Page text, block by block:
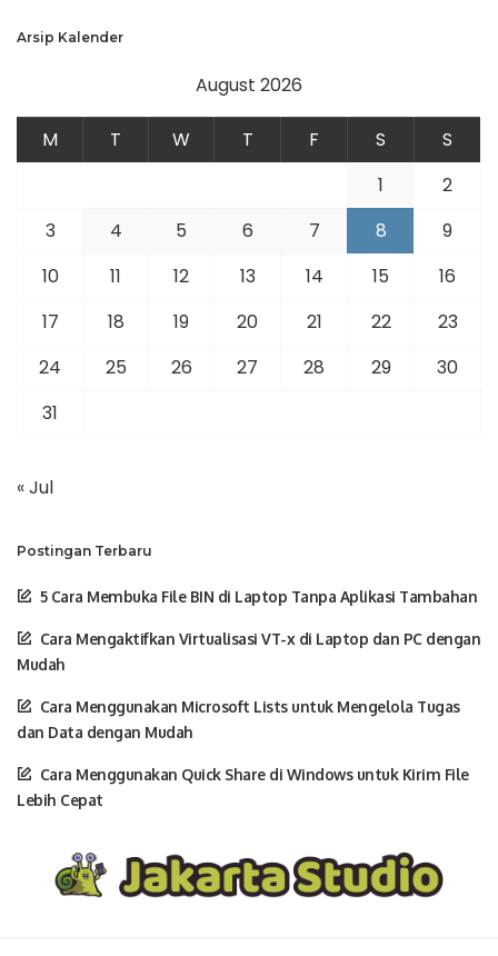
Arsip Kalender
August 2026
M T W T F S
S
1
2
3
4 5 6 7 8
9
10
11 12 13 14 15
16
17
18 19 20 21 22
23
24
25 26 27 28 29
30
31
« Jul
Postingan Terbaru
5 Cara Membuka File BIN di Laptop Tanpa Aplikasi Tambahan
Cara Mengaktifkan Virtualisasi VT-x di Laptop dan PC dengan
Mudah
Cara Menggunakan Microsoft Lists untuk Mengelola Tugas
dan Data dengan Mudah
Cara Menggunakan Quick Share di Windows untuk Kirim File
Lebih Cepat